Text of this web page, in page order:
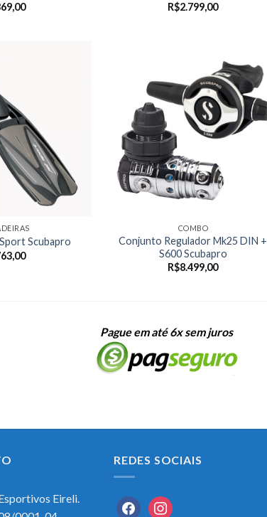
R$2.799,00
Scubapro
COMBO
Conjunto Regulador Mk25 DIN +
S600 Scubapro
R$8.499,00
Pague em até 6x sem juros
Eireli.
REDES SOCIAIS
facebookinstagram